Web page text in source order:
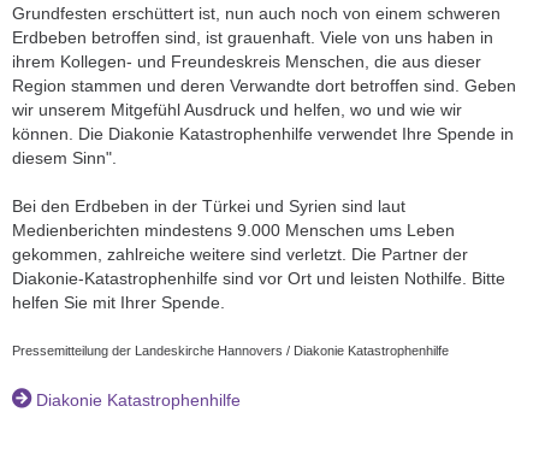
Grundfesten erschüttert ist, nun auch noch von einem schweren
Erdbeben betroffen sind, ist grauenhaft. Viele von uns haben in
ihrem Kollegen- und Freundeskreis Menschen, die aus dieser
Region stammen und deren Verwandte dort betroffen sind. Geben
wir unserem Mitgefühl Ausdruck und helfen, wo und wie wir
können. Die Diakonie Katastrophenhilfe verwendet Ihre Spende in
diesem Sinn".
Bei den Erdbeben in der Türkei und Syrien sind laut
Medienberichten mindestens 9.000 Menschen ums Leben
gekommen, zahlreiche weitere sind verletzt. Die Partner der
Diakonie-Katastrophenhilfe sind vor Ort und leisten Nothilfe. Bitte
helfen Sie mit Ihrer Spende.
Pressemitteilung der Landeskirche Hannovers / Diakonie Katastrophenhilfe
Diakonie Katastrophenhilfe